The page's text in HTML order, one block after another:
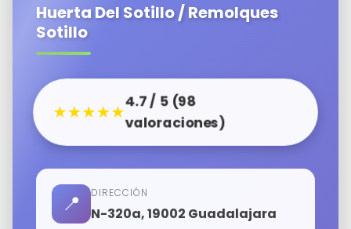
Huerta Del Sotillo / Remolques
Sotillo
★★★★★4.7 / 5 (98
valoraciones)
📍 DIRECCIÓN
N-320a, 19002 Guadalajara